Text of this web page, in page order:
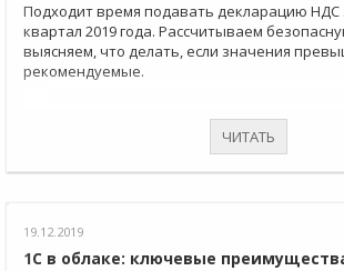
Подходит время подавать декларацию НДС
квартал 2019 года. Рассчитываем
выясняем, что делать, если значения
рекомендуемые.
ЧИТАТЬ
19.12.2019
1С в облаке: ключевые